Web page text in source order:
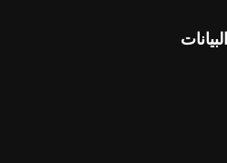
البيانات